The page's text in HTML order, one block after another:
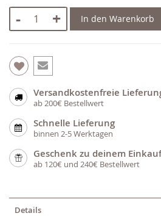
- + In den Warenkorb
Versandkostenfreie
ab 200€ Bestellwert
Schnelle Lieferung
binnen 2-5 Werktagen
Geschenk zu deinem Einkauf
ab 120€ und 240€ Bestellwert
Details